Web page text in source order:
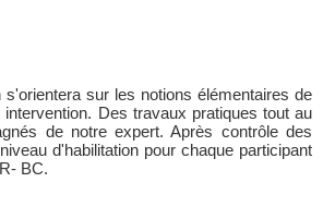
sur les notions élémentaires de
Des travaux pratiques tout au
de notre expert. Après contrôle des
d'habilitation pour chaque participant
BC.